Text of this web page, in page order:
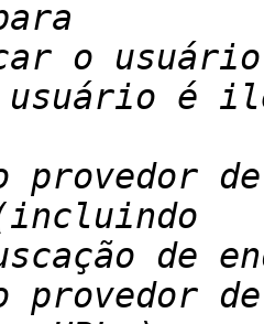
o usuário,
provedor
provedor